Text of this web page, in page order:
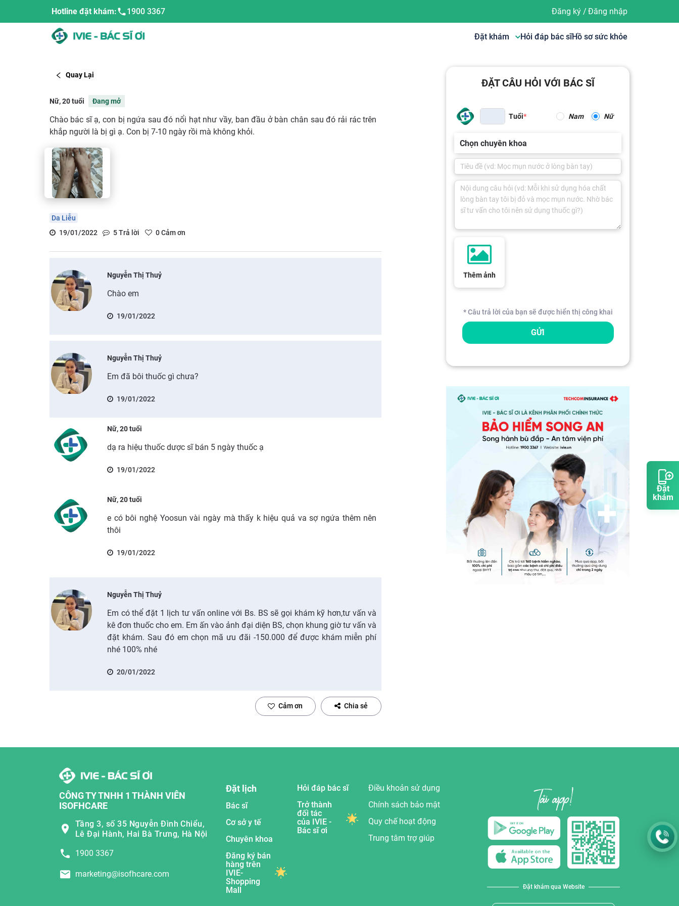
Đặt
khám
Hotline đặt khám: 1900 3367 Đăng ký/ Đăng nhập
Đặt khám Hỏi đáp bác sĩHồ sơ sức khỏe
Quay Lại
Nữ, 20 tuổi Đang mở
Chào bác sĩ ạ, con bị ngứa sau đó nổi hạt như vầy, ban đầu ở bàn chân sau đó rải rác trên
khắp người là bị gì ạ. Con bị 7-10 ngày rồi mà không khỏi.
Da Liễu
19/01/2022
5Trả lời 0Cảm ơn
Nguyễn Thị Thuỷ
Chào em
19/01/2022
Nguyễn Thị Thuỷ
Em đã bôi thuốc gì chưa?
19/01/2022
Nữ, 20 tuổi
dạ ra hiệu thuốc dược sĩ bán 5 ngày thuốc ạ
19/01/2022
Nữ, 20 tuổi
e có bôi nghệ Yoosun vài ngày mà thấy k hiệu quả va sợ ngứa thêm nên
thôi
19/01/2022
Nguyễn Thị Thuỷ
Em có thể đặt 1 lịch tư vấn online với Bs. BS sẽ gọi khám kỹ hơn,tư vấn và
kê đơn thuốc cho em. Em ấn vào ảnh đại diện BS, chọn khung giờ tư vấn và
đặt khám. Sau đó em chọn mã ưu đãi -150.000 để được khám miễn phí
nhé 100% nhé
20/01/2022
Cảm ơn Chia sẻ
ĐẶT CÂU HỎI VỚI BÁC SĨ
Tuổi Nam Nữ
Chọn chuyên khoa
Thêm ảnh
* Câu trả lời của bạn sẽ được hiển thị công khai
GỬI
CÔNG TY TNHH 1 THÀNH VIÊN
ISOFHCARE
Tầng 3, số 35 Nguyễn Đình Chiểu,
Lê Đại Hành, Hai Bà Trưng, Hà Nội
1900 3367
marketing@isofhcare.com
Đặt lịch
Bác sĩ
Cơ sở y tế
Chuyên khoa
Đăng ký bán
hàng trên
IVIE-
Shopping
Mall
Hỏi đáp bác sĩ
Trở thành
đối tác
của IVIE -
Bác sĩ ơi
Điều khoản sử dụng
Chính sách bảo mật
Quy chế hoạt động
Trung tâm trợ giúp
Đặt khám qua Website